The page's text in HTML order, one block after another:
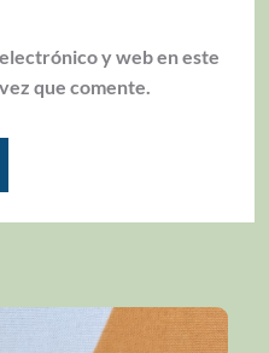
y web en este
que comente.